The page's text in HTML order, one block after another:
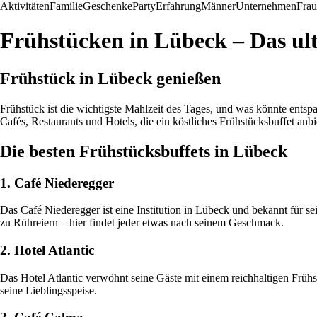
AktivitätenFamilieGeschenkePartyErfahrungMännerUnternehmen
Frühstücken in Lübeck – Das
Frühstück in Lübeck genießen
Frühstück ist die wichtigste Mahlzeit des Tages, und was könnte
Cafés, Restaurants und Hotels, die ein köstliches Frühstücksbuffet
Die besten Frühstücksbuffets in Lübeck
1. Café Niederegger
Das Café Niederegger ist eine Institution in Lübeck und bekannt für
zu Rühreiern – hier findet jeder etwas nach seinem Geschmack.
2. Hotel Atlantic
Das Hotel Atlantic verwöhnt seine Gäste mit einem reichhaltigen
seine Lieblingsspeise.